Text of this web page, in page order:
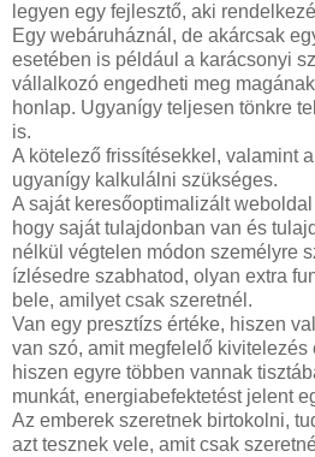
legyen egy fejlesztő, aki
Egy webáruháznál, de akárcsak
esetében is például a karácsonyi
vállalkozó engedheti meg
honlap. Ugyanígy teljesen tönkre
is.
A kötelező frissítésekkel, valamint
ugyanígy kalkulálni szükséges.
A saját keresőoptimalizált
hogy saját tulajdonban van és
nélkül végtelen módon személyre
ízlésedre szabhatod, olyan extra
bele, amilyet csak szeretnél.
Van egy presztízs értéke, hiszen
van szó, amit megfelelő kivitelezés
hiszen egyre többen vannak
munkát, energiabefektetést jelent
Az emberek szeretnek birtokolni,
azt tesznek vele, amit csak